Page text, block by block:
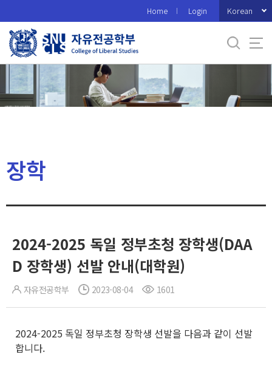
로
메
Home Login Korean
장학
2024-2025 독일 정부초청 장학생(DAA
D 장학생) 선발 안내(대학원)
자유전공학부 2023-08-04 1601
2024-2025 독일 정부초청 장학생 선발을 다음과 같이 선발
합니다.